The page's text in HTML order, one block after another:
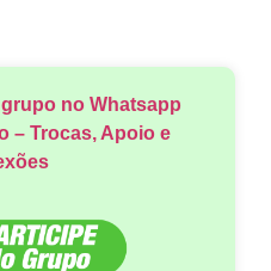
no Whatsapp
– Trocas, Apoio e